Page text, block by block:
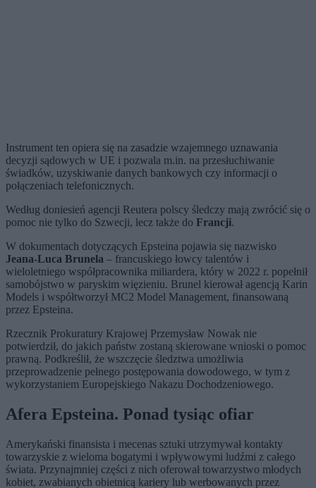
Instrument ten opiera się na zasadzie wzajemnego uznawania
decyzji sądowych w UE i pozwala m.in. na przesłuchiwanie
świadków, uzyskiwanie danych bankowych czy informacji o
połączeniach telefonicznych.
Według doniesień agencji Reutera polscy śledczy mają zwrócić się o
pomoc nie tylko do Szwecji, lecz także do Francji.
W dokumentach dotyczących Epsteina pojawia się nazwisko
Jeana-Luca Brunela – francuskiego łowcy talentów i
wieloletniego współpracownika miliardera, który w 2022 r. popełnił
samobójstwo w paryskim więzieniu. Brunel kierował agencją Karin
Models i współtworzył MC2 Model Management, finansowaną
przez Epsteina.
Rzecznik Prokuratury Krajowej Przemysław Nowak nie
potwierdził, do jakich państw zostaną skierowane wnioski o pomoc
prawną. Podkreślił, że wszczęcie śledztwa umożliwia
przeprowadzenie pełnego postępowania dowodowego, w tym z
wykorzystaniem Europejskiego Nakazu Dochodzeniowego.
Afera Epsteina. Ponad tysiąc ofiar
Amerykański finansista i mecenas sztuki utrzymywał kontakty
towarzyskie z wieloma bogatymi i wpływowymi ludźmi z całego
świata. Przynajmniej części z nich oferował towarzystwo młodych
kobiet, zwabianych obietnicą kariery lub werbowanych przez